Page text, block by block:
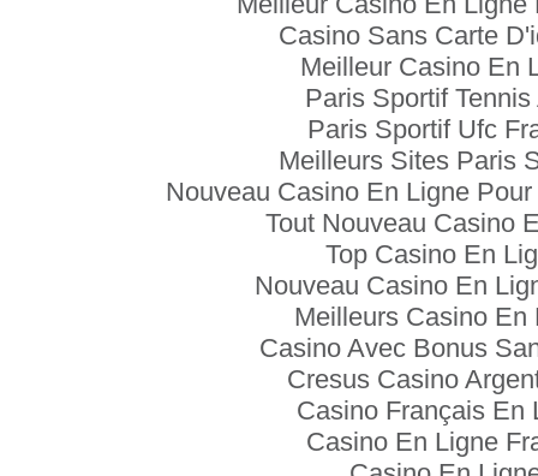
Casino Sans Carte
Meilleur Casino En
Paris Sportif Tennis
Paris Sportif Ufc
Meilleurs Sites Paris
Nouveau Casino En Ligne
Tout Nouveau Casino
Top Casino En
Nouveau Casino En
Meilleurs Casino En
Casino Avec Bonus
Cresus Casino
Casino Français En
Casino En Ligne